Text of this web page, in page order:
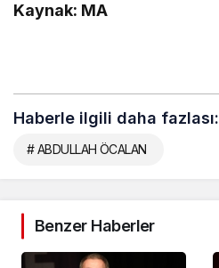
Kaynak: MA
Haberle ilgili daha fazlası:
# ABDULLAH ÖCALAN
Benzer Haberler